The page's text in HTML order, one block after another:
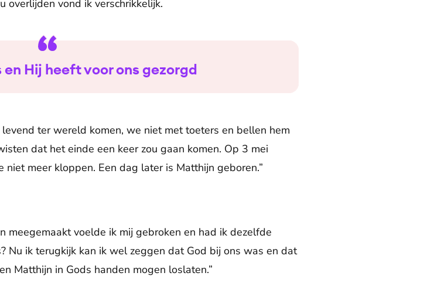
overlijden vond ik verschrikkelijk.
en Hij heeft voor ons gezorgd
ter wereld komen, we niet met toeters en bellen hem
dat het einde een keer zou gaan komen. Op 3 mei
meer kloppen. Een dag later is Matthijn geboren.”
meegemaakt voelde ik mij gebroken en had ik dezelfde
Nu ik terugkijk kan ik wel zeggen dat God bij ons was en dat
Matthijn in Gods handen mogen loslaten.”